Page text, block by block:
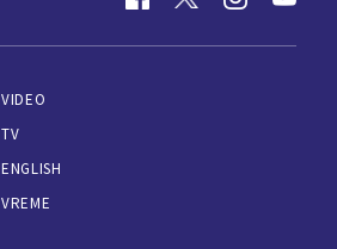
VIDEO
TV
ENGLISH
VREME